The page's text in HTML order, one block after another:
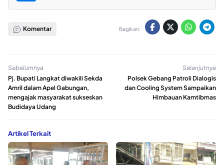
Komentar Bagikan:
Sebelumnya
Pj. Bupati Langkat diwakili Sekda
Amril dalam Apel Gabungan,
mengajak masyarakat sukseskan
Budidaya Udang
Selanjutnya
Polsek Gebang Patroli Dialogis
dan Cooling System Sampaikan
Himbauan Kamtibmas
Artikel Terkait